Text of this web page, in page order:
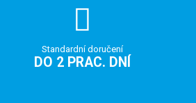
Standardní doručení
DO 2 PRAC. DNÍ